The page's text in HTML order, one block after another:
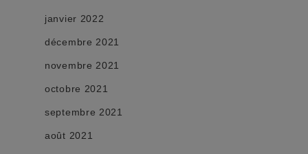
janvier 2022
décembre 2021
novembre 2021
octobre 2021
septembre 2021
août 2021